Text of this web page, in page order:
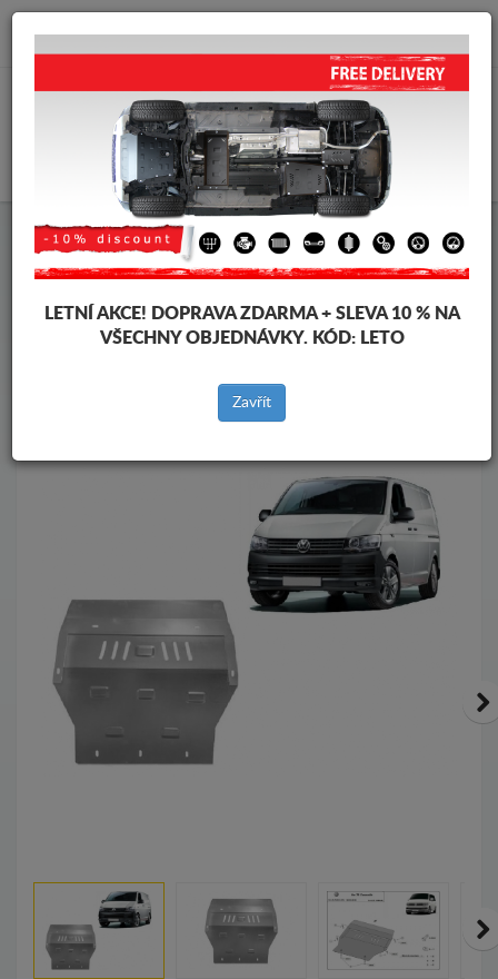
info@krytpodmotor.com
Kryt pod motor Volkswagen
Kryt pod motor Volkswagen Caravelle
Značky
Značky vozidel
Zpět na produkty
LETNÍ AKCE! DOPRAVA ZDARMA + SLEVA 10 % NA
VŠECHNY OBJEDNÁVKY. KÓD: LETO
Zavřít